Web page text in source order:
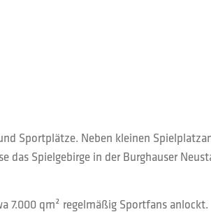
Sportplätze. Neben kleinen
Spielgebirge in der Burghauser
7.000 qm² regelmäßig Sportfans anlockt.